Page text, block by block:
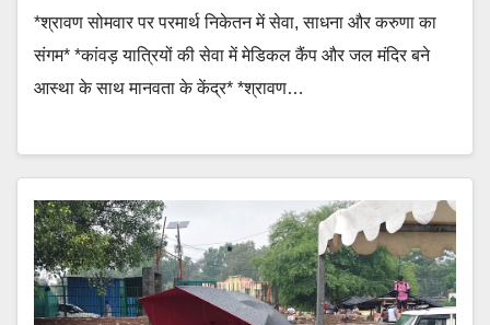
*श्रावण सोमवार पर परमार्थ निकेतन में सेवा, साधना और करुणा का
संगम* *कांवड़ यात्रियों की सेवा में मेडिकल कैंप और जल मंदिर बने
आस्था के साथ मानवता के केंद्र* *श्रावण…